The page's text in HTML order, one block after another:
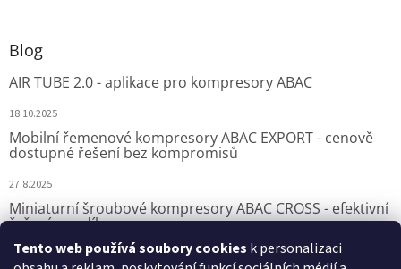
Tento web používá soubory cookies k personalizaci
Blog
AIR TUBE 2.0 - aplikace pro kompresory ABAC
18.10.2025
Mobilní řemenové kompresory ABAC EXPORT - cenově
dostupné řešení bez kompromisů
27.8.2025
Miniaturní šroubové kompresory ABAC CROSS - efektivní
řešení pro dílny
7.8.2025